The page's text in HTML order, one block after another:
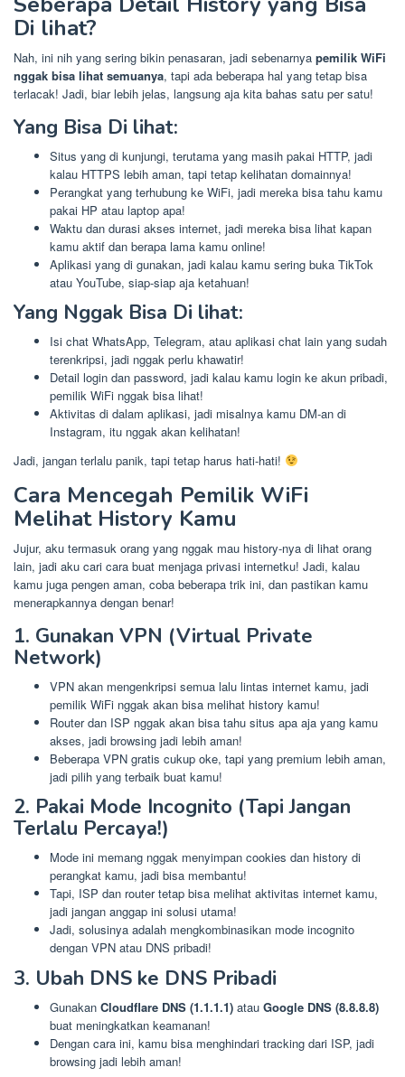
Di lihat?
Nah, ini nih yang sering bikin penasaran, jadi sebenarnya pemilik WiFi
nggak bisa lihat semuanya, tapi ada beberapa hal yang tetap bisa
terlacak! Jadi, biar lebih jelas, langsung aja kita bahas satu per satu!
Yang Bisa Di lihat:
Situs yang di kunjungi, terutama yang masih pakai HTTP, jadi
kalau HTTPS lebih aman, tapi tetap kelihatan domainnya!
Perangkat yang terhubung ke WiFi, jadi mereka bisa tahu kamu
pakai HP atau laptop apa!
Waktu dan durasi akses internet, jadi mereka bisa lihat kapan
kamu aktif dan berapa lama kamu online!
Aplikasi yang di gunakan, jadi kalau kamu sering buka TikTok
atau YouTube, siap-siap aja ketahuan!
Yang Nggak Bisa Di lihat:
Isi chat WhatsApp, Telegram, atau aplikasi chat lain yang sudah
terenkripsi, jadi nggak perlu khawatir!
Detail login dan password, jadi kalau kamu login ke akun pribadi,
pemilik WiFi nggak bisa lihat!
Aktivitas di dalam aplikasi, jadi misalnya kamu DM-an di
Instagram, itu nggak akan kelihatan!
Jadi, jangan terlalu panik, tapi tetap harus hati-hati!
Cara Mencegah Pemilik WiFi
Melihat History Kamu
Jujur, aku termasuk orang yang nggak mau history-nya di lihat orang
lain, jadi aku cari cara buat menjaga privasi internetku! Jadi, kalau
kamu juga pengen aman, coba beberapa trik ini, dan pastikan kamu
menerapkannya dengan benar!
1. Gunakan VPN (Virtual Private
Network)
VPN akan mengenkripsi semua lalu lintas internet kamu, jadi
pemilik WiFi nggak akan bisa melihat history kamu!
Router dan ISP nggak akan bisa tahu situs apa aja yang kamu
akses, jadi browsing jadi lebih aman!
Beberapa VPN gratis cukup oke, tapi yang premium lebih aman,
jadi pilih yang terbaik buat kamu!
2. Pakai Mode Incognito (Tapi Jangan
Terlalu Percaya!)
Mode ini memang nggak menyimpan cookies dan history di
perangkat kamu, jadi bisa membantu!
Tapi, ISP dan router tetap bisa melihat aktivitas internet kamu,
jadi jangan anggap ini solusi utama!
Jadi, solusinya adalah mengkombinasikan mode incognito
dengan VPN atau DNS pribadi!
3. Ubah DNS ke DNS Pribadi
Gunakan Cloudflare DNS (1.1.1.1) atau Google DNS (8.8.8.8)
buat meningkatkan keamanan!
Dengan cara ini, kamu bisa menghindari tracking dari ISP, jadi
browsing jadi lebih aman!